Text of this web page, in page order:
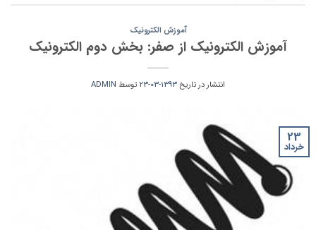
آموزش الکترونیک
آموزش الکترونیک از صفر: بخش دوم الکترونیک
انتشار در تاریخ1393-03-23 توسط ADMIN
23
خرداد